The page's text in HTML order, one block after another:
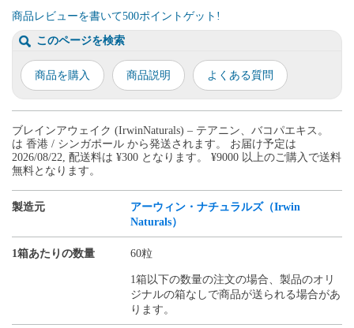
商品レビューを書いて500ポイントゲット!
このページを検索
商品を購入 商品説明 よくある質問
ブレインアウェイク (IrwinNaturals) – テアニン、バコパエキス。
は 香港 / シンガポール から発送されます。 お届け予定は
2026/08/22, 配送料は ¥300 となります。 ¥9000 以上のご購入で送料
無料となります。
製造元
アーウィン・ナチュラルズ（Irwin
Naturals）
1箱あたりの数量 60粒
1箱以下の数量の注文の場合、製品のオリ
ジナルの箱なしで商品が送られる場合があ
ります。